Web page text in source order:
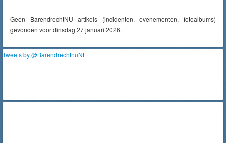
Geen BarendrechtNU artikels (incidenten, evenementen, fotoalbums)
gevonden voor dinsdag 27 januari 2026.
Tweets by @BarendrechtnuNL